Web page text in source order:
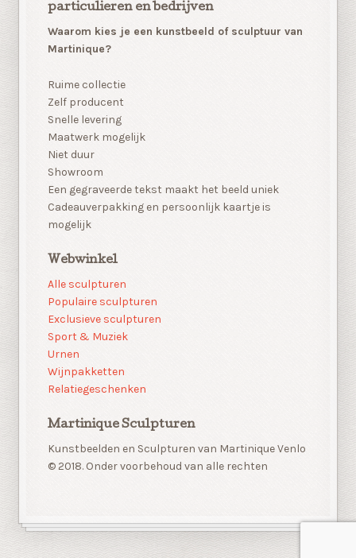
particulieren en bedrijven
Waarom kies je een kunstbeeld of sculptuur van
Martinique?
Ruime collectie
Zelf producent
Snelle levering
Maatwerk mogelijk
Niet duur
Showroom
Een gegraveerde tekst maakt het beeld uniek
Cadeauverpakking en persoonlijk kaartje is
mogelijk
Webwinkel
Alle sculpturen
Populaire sculpturen
Exclusieve sculpturen
Sport & Muziek
Urnen
Wijnpakketten
Relatiegeschenken
Martinique Sculpturen
Kunstbeelden en Sculpturen van Martinique Venlo
© 2018. Onder voorbehoud van alle rechten